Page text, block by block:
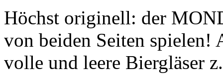
Höchst originell: der
von beiden Seiten spielen!
volle und leere Biergläser